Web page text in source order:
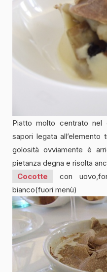
Piatto molto centrato nel
sapori legata all’elemento
golosità ovviamente è
pietanza degna e risolta
Cocotte
con
bianco(fuori menù)